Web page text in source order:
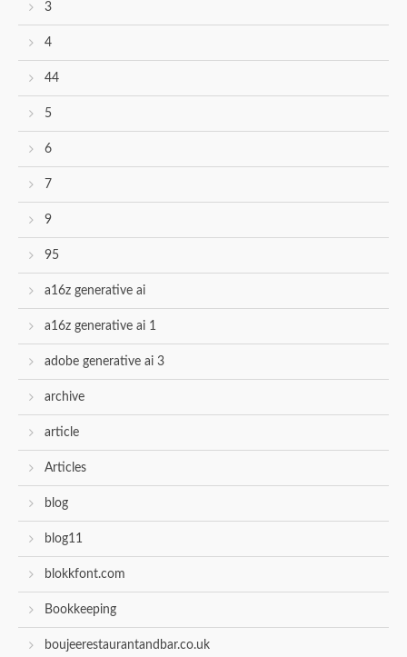
3
4
44
5
6
7
9
95
a16z generative ai
a16z generative ai 1
adobe generative ai 3
archive
article
Articles
blog
blog11
blokkfont.com
Bookkeeping
boujeerestaurantandbar.co.uk